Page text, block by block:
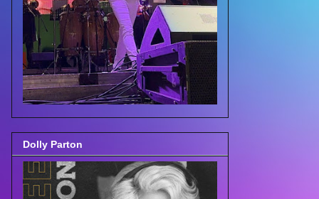
Dolly Parton